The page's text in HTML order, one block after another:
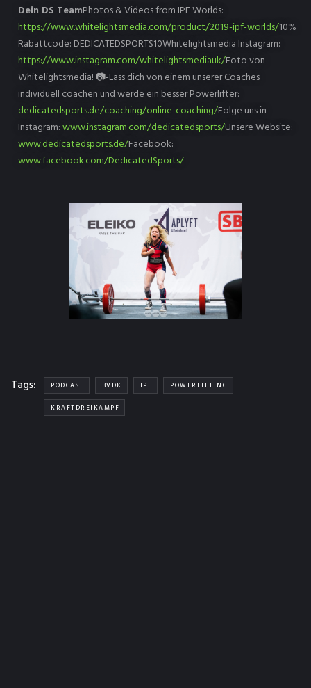
Dein DS TeamPhotos & Videos from IPF Worlds:
https://www.whitelightsmedia.com/product/2019-ipf-worlds/10%
Rabattcode: DEDICATEDSPORTS10Whitelightsmedia Instagram:
https://www.instagram.com/whitelightsmediauk/Foto von
Whitelightsmedia! 📷-Lass dich von einem unserer Coaches
individuell coachen und werde ein besser Powerlifter:
dedicatedsports.de/coaching/online-coaching/Folge uns in
Instagram:www.instagram.com/dedicatedsports/Unsere Website:
www.dedicatedsports.de/Facebook:
www.facebook.com/DedicatedSports/
Tags: PODCAST BVDK IPF POWERLIFTING
KRAFTDREIKAMPF